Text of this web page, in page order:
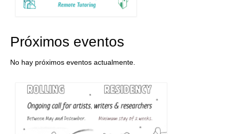
Próximos eventos
No hay próximos eventos actualmente.